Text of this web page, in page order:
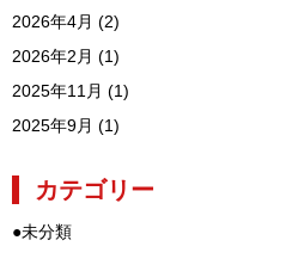
2026年4月 (2)
2026年2月 (1)
2025年11月 (1)
2025年9月 (1)
カテゴリー
●未分類